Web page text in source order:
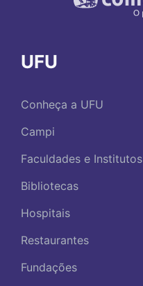
UFU
Conheça a UFU
Campi
Faculdades e Institutos
Bibliotecas
Hospitais
Restaurantes
Fundações